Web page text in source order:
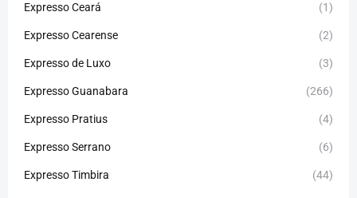
Expresso Ceará (1)
Expresso Cearense (2)
Expresso de Luxo (3)
Expresso Guanabara (266)
Expresso Pratius (4)
Expresso Serrano (6)
Expresso Timbira (44)